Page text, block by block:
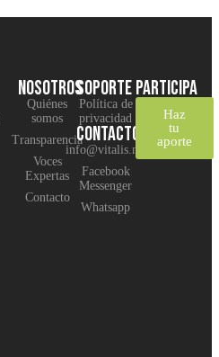
NOSOTROS
Quiénes
somos
Transparencia
Voces
Expertas
Contacto
SOPORTE
Política de
privacidad
CONTACTO
info@vitalis.net
Facebook
Messenger
Whatsapp
Participa
Haz
tu
aporte